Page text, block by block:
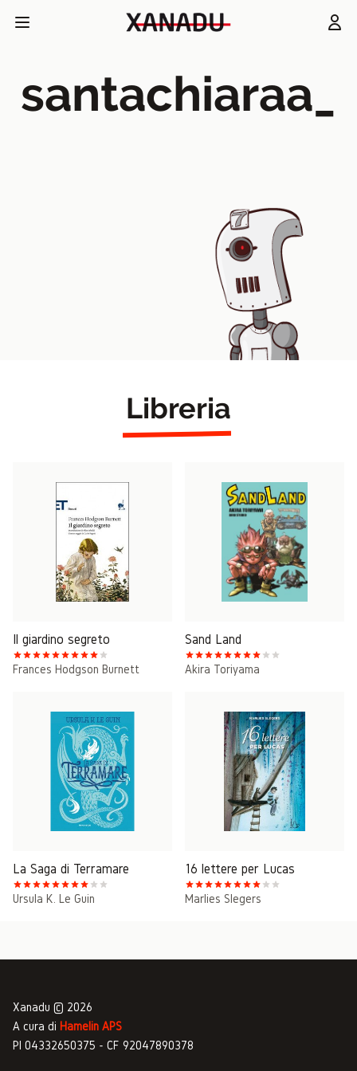
santachiaraa_
Libreria
Il giardino segreto
Frances Hodgson Burnett
Sand Land
Akira Toriyama
La Saga di Terramare
Ursula K. Le Guin
16 lettere per Lucas
Marlies Slegers
Xanadu © 2026
A cura di Hamelin APS
PI 04332650375 - CF 92047890378